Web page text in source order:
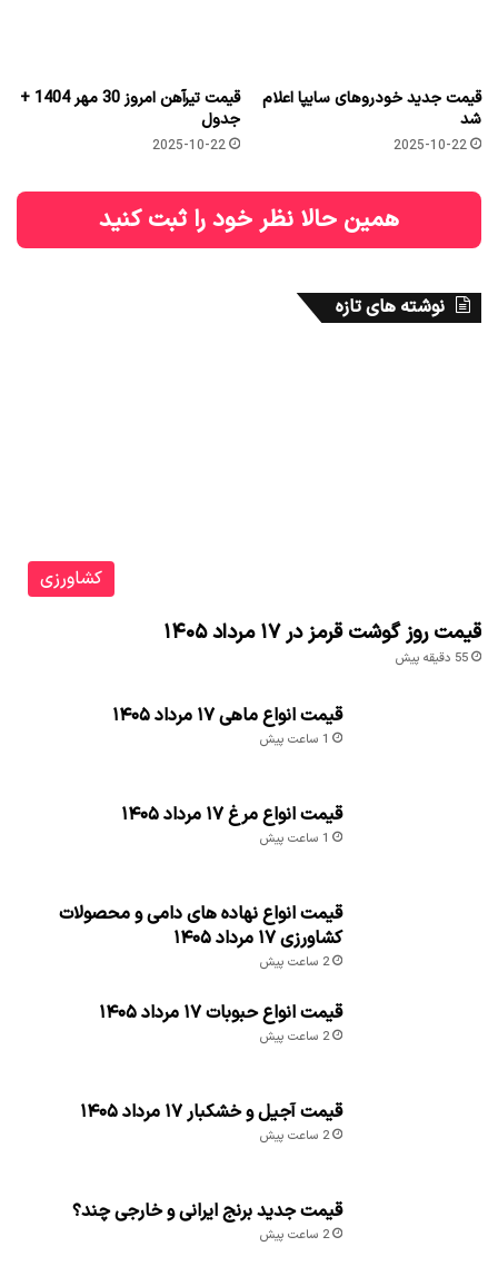
قیمت جدید خودروهای سایپا اعلام
شد
2025-10-22
قیمت تیرآهن امروز 30 مهر 1404 +
جدول
2025-10-22
همین حالا نظر خود را ثبت کنید
نوشته های تازه
کشاورزی
قیمت روز گوشت قرمز در ۱۷ مرداد ۱۴۰۵
55 دقیقه پیش
قیمت انواع ماهی ۱۷ مرداد ۱۴۰۵
1 ساعت پیش
قیمت انواع مرغ ۱۷ مرداد ۱۴۰۵
1 ساعت پیش
قیمت انواع نهاده های دامی و محصولات
کشاورزی ۱۷ مرداد ۱۴۰۵
2 ساعت پیش
قیمت انواع حبوبات ۱۷ مرداد ۱۴۰۵
2 ساعت پیش
قیمت آجیل و خشکبار ۱۷ مرداد ۱۴۰۵
2 ساعت پیش
قیمت جدید برنج ایرانی و خارجی چند؟
2 ساعت پیش